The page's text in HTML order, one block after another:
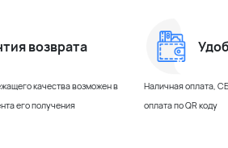
возврата
качества возможен в
его получения
Наличная оплата,
оплата по QR коду